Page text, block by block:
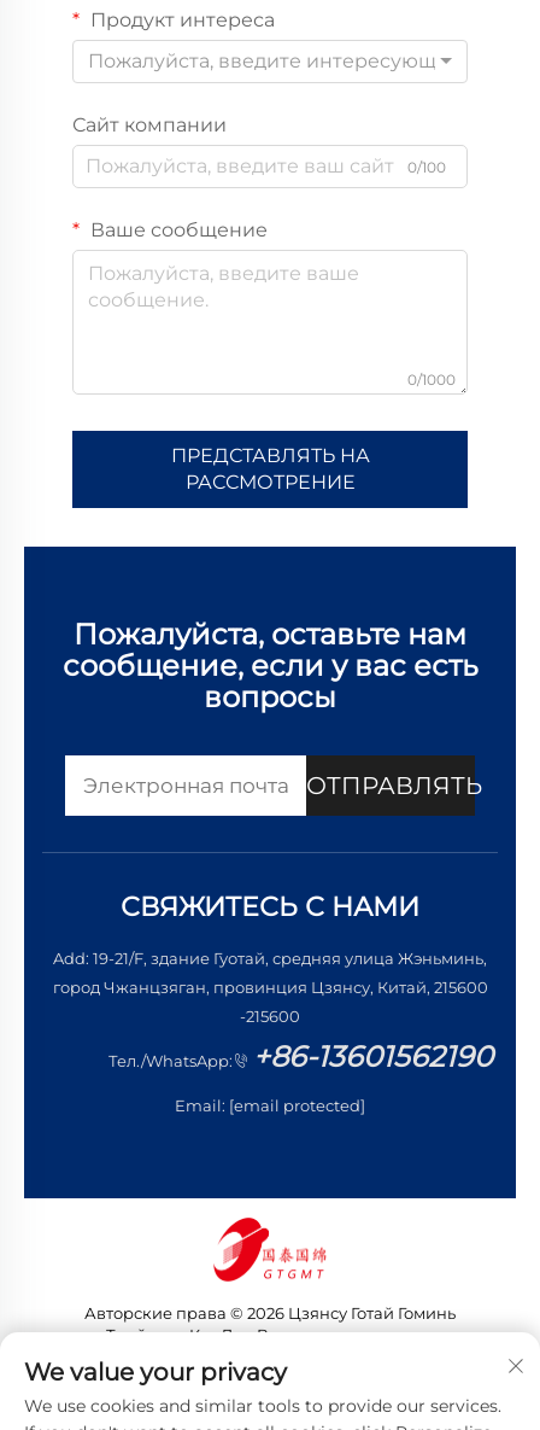
Продукт интереса
Пожалуйста, введите интересующий вас
Сайт компании
0/100
Ваше сообщение
0/1000
ПРЕДСТАВЛЯТЬ НА
РАССМОТРЕНИЕ
Пожалуйста, оставьте нам
сообщение, если у вас есть
вопросы
ОТПРАВЛЯТЬ
СВЯЖИТЕСЬ С НАМИ
Add: 19-21/F, здание Гуотай, средняя улица Жэньминь,
город Чжанцзяган, провинция Цзянсу, Китай, 215600
-215600
Тел./WhatsApp: +86-13601562190
Email: [email protected]
Авторские права © 2026 Цзянсу Готай Гоминь
Трейдинг Ко., Лтд. Все права защищены
Политика конфиденциальности
We value your privacy
We use cookies and similar tools to provide our services.